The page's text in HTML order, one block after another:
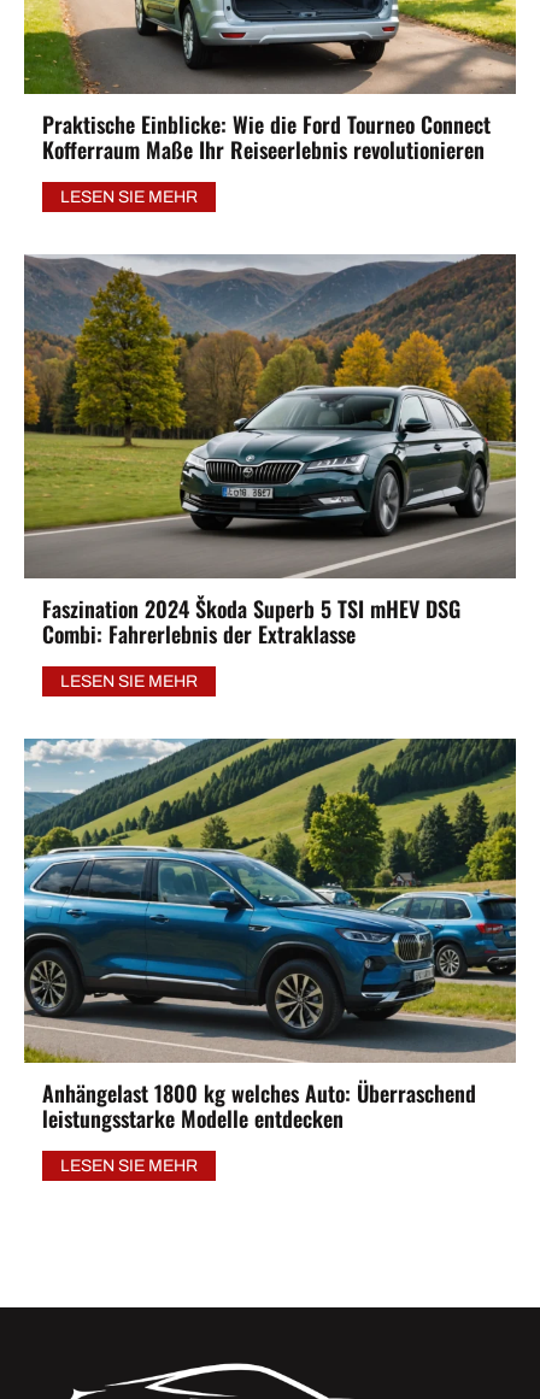
Praktische Einblicke: Wie die Ford Tourneo Connect
Kofferraum Maße Ihr Reiseerlebnis revolutionieren
LESEN SIE MEHR
Faszination 2024 Škoda Superb 5 TSI mHEV DSG
Combi: Fahrerlebnis der Extraklasse
LESEN SIE MEHR
Anhängelast 1800 kg welches Auto: Überraschend
leistungsstarke Modelle entdecken
LESEN SIE MEHR